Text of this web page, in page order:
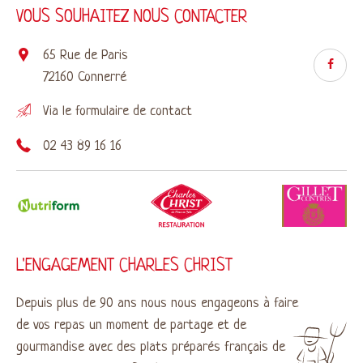
VOUS SOUHAITEZ NOUS CONTACTER
65 Rue de Paris
72160 Connerré
Via le formulaire de contact
02 43 89 16 16
L'ENGAGEMENT CHARLES CHRIST
Depuis plus de 90 ans nous nous engageons à faire
de vos repas un moment de partage et de
gourmandise avec des plats préparés français de